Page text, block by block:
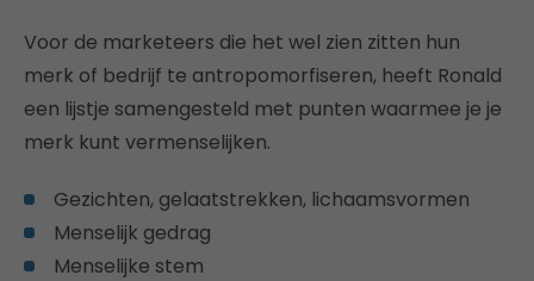
Voor de marketeers die het wel zien zitten hun
merk of bedrijf te antropomorfiseren, heeft Ronald
een lijstje samengesteld met punten waarmee je je
merk kunt vermenselijken.
Gezichten, gelaatstrekken, lichaamsvormen
Menselijk gedrag
Menselijke stem